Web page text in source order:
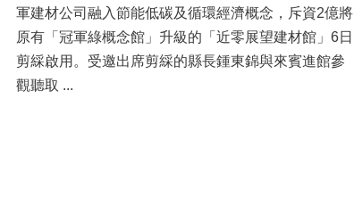
軍建材公司融入節能低碳及循環經濟概念，斥資2億將
原有「冠軍綠概念館」升級的「近零展望建材館」6日
剪綵啟用。受邀出席剪綵的縣長鍾東錦與來賓進館參
觀聽取 ...